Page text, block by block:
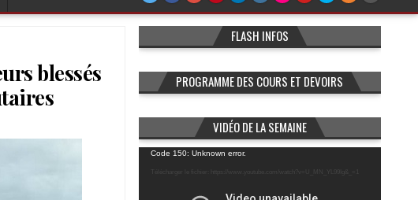
blessés
FLASH INFOS
PROGRAMME DES COURS ET DEVOIRS
VIDÉO DE LA SEMAINE
Lecteur
vidéo
Code 150: Unknown error.
Télécharger le fichier: https://www.youtube.com/watch?v=U_MN_YL99Ig&_=1